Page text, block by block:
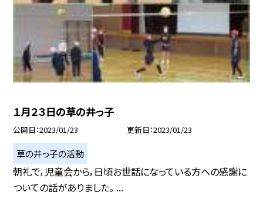
１月２３日の草の井っ子
公開日 2023/01/23 更新日 2023/01/23
草の井っ子の活動
朝礼で，児童会から，日頃お世話になっている方への感謝に
ついての話がありました。 ...